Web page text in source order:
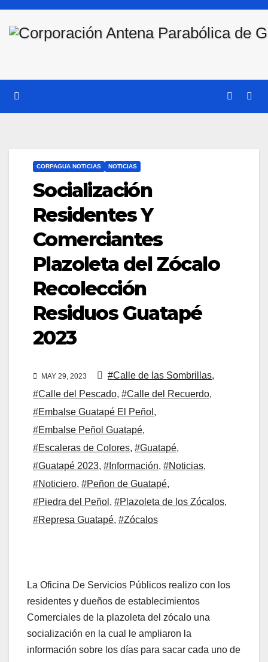
Saltar
CORPAGUA NOTICIAS NOTICIAS
Socialización
Residentes Y
Comerciantes
Plazoleta del Zócalo
Recolección
Residuos Guatapé
2023
MAY 29, 2023 #Calle de las Sombrillas,
#Calle del Pescado, #Calle del Recuerdo,
#Embalse Guatapé El Peñol ,
#Embalse Peñol Guatapé,
#Escaleras de Colores, #Guatapé,
#Guatapé 2023, #Información, #Noticias,
#Noticiero, #Peñon de Guatapé,
#Piedra del Peñol , #Plazoleta de los Zócalos,
#Represa Guatapé, #Zócalos
La Oficina De Servicios Públicos realizo con los
residentes y dueños de establecimientos
Comerciales de la plazoleta del zócalo una
socialización en la cual le ampliaron la
información sobre los días para sacar cada uno de